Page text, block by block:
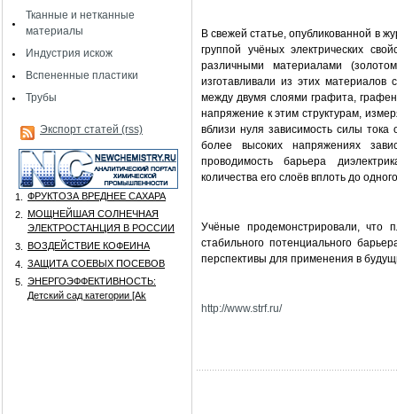
Тканные и нетканные
материалы
Индустрия искож
Вспененные пластики
Трубы
Экспорт статей (rss)
1.
ФРУКТОЗА ВРЕДНЕЕ САХАРА
2.
МОЩНЕЙШАЯ СОЛНЕЧНАЯ
ЭЛЕКТРОСТАНЦИЯ В РОССИИ
3.
ВОЗДЕЙСТВИЕ КОФЕИНА
4.
ЗАЩИТА СОЕВЫХ ПОСЕВОВ
5.
ЭНЕРГОЭФФЕКТИВНОСТЬ:
Детский сад категории [Аk
В свежей статье, опубликованной в
группой учёных электрических
различными материалами
изготавливали из этих
между двумя слоями графита,
напряжение к этим структурам,
вблизи нуля зависимость силы
более высоких напряжениях
проводимость барьера
количества его слоёв вплоть до
Учёные продемонстрировали, что
стабильного потенциального
перспективы для применения в
http://www.strf.ru/